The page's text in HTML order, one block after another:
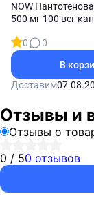
NOW
500 мг 100 вег
0
0
В
Доставим
Отзывы и
Отзывы о
0 / 50 отзывов